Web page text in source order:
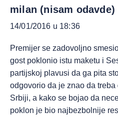
milan (nisam odavde)
14/01/2016 u 18:36
Premijer se zadovoljno
gost poklonio istu maketu i
partijskoj plavusi da ga pita
odgovorio da je znao da
Srbiji, a kako se bojao da
poklon je bio najbezbolnije